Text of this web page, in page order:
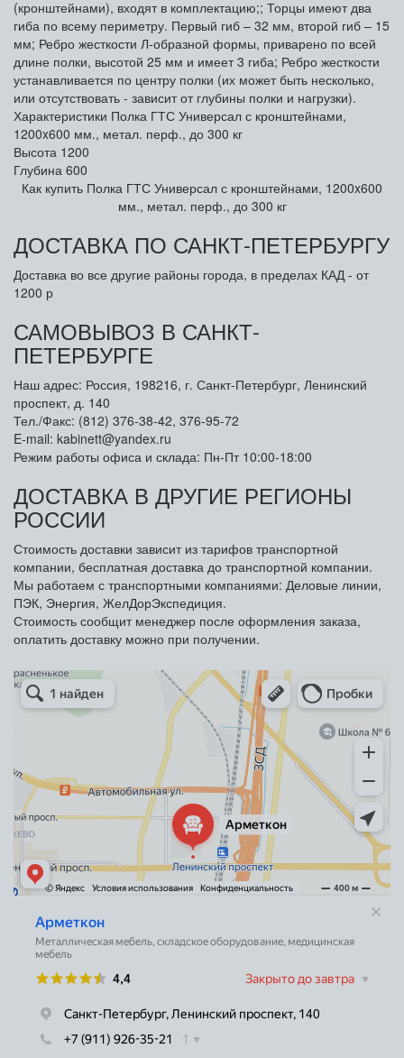
(кронштейнами), входят в комплектацию;; Торцы имеют два
гиба по всему периметру. Первый гиб – 32 мм, второй гиб – 15
мм; Ребро жесткости Л-образной формы, приварено по всей
длине полки, высотой 25 мм и имеет 3 гиба; Ребро жесткости
устанавливается по центру полки (их может быть несколько,
или отсутствовать - зависит от глубины полки и нагрузки).
Характеристики Полка ГТС Универсал с кронштейнами,
1200x600 мм., метал. перф., до 300 кг
Высота 1200
Глубина 600
Как купить Полка ГТС Универсал с кронштейнами, 1200x600
мм., метал. перф., до 300 кг
ДОСТАВКА ПО САНКТ-ПЕТЕРБУРГУ
Доставка во все другие районы города, в пределах КАД - от
1200 р
САМОВЫВОЗ В САНКТ-
ПЕТЕРБУРГЕ
Наш адрес: Россия, 198216, г. Санкт-Петербург, Ленинский
проспект, д. 140
Тел./Факс: (812) 376-38-42, 376-95-72
E-mail: kabinett@yandex.ru
Режим работы офиса и склада: Пн-Пт 10:00-18:00
ДОСТАВКА В ДРУГИЕ РЕГИОНЫ
РОССИИ
Стоимость доставки зависит из тарифов транспортной
компании, бесплатная доставка до транспортной компании.
Мы работаем с транспортными компаниями: Деловые линии,
ПЭК, Энергия, ЖелДорЭкспедиция.
Стоимость сообщит менеджер после оформления заказа,
оплатить доставку можно при получении.
Арметкон
Металлическая мебель в Санкт‑Петербурге
Торговое оборудование в Санкт‑Петербурге